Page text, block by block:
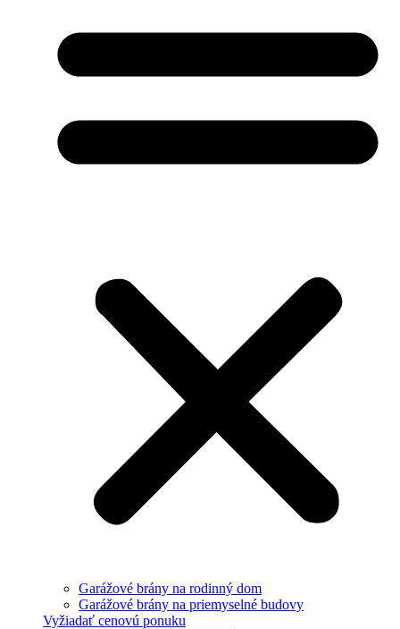
Garážové brány na rodinný dom
Garážové brány na priemyselné budovy
Vyžiadať cenovú ponuku